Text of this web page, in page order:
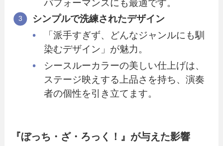
パフォーマンスにも最適です。
シンプルで洗練されたデザイン
「派手すぎず、どんなジャンルにも馴
染むデザイン」が魅力。
シースルーカラーの美しい仕上げは、
ステージ映えする上品さを持ち、演奏
者の個性を引き立てます。
『ぼっち・ざ・ろっく！』が与えた影響